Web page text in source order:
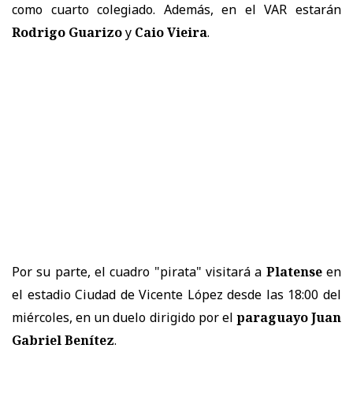
como cuarto colegiado. Además, en el VAR estarán
Rodrigo Guarizoy Caio Vieira.
Por su parte, el cuadro "pirata" visitará a Platenseen
el estadio Ciudad de Vicente López desde las 18:00 del
miércoles, en un duelo dirigido por el paraguayo Juan
Gabriel Benítez.